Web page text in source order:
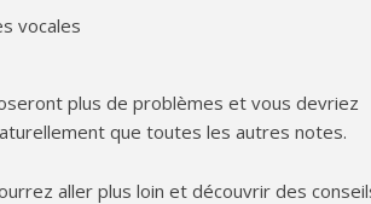
vocales
plus de problèmes et vous devriez
que toutes les autres notes.
aller plus loin et découvrir des